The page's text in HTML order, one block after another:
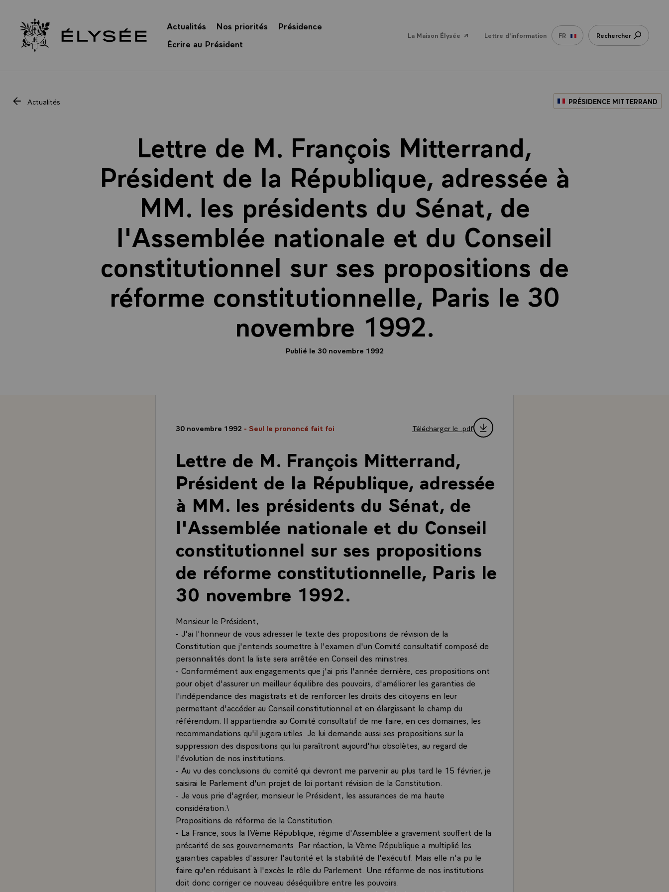
Retour à l’accueil Élysée
Actualités Nos priorités
Présidence
Écrire au Président
La Maison Élysée Lettre d'information FR Rechercher
Actualités PRÉSIDENCE MITTERRAND
Lettre de M. François Mitterrand,
Président de la République, adressée à
MM. les présidents du Sénat, de
l'Assemblée nationale et du Conseil
constitutionnel sur ses propositions de
réforme constitutionnelle, Paris le 30
novembre 1992.
Publié le 30 novembre 1992
30 novembre 1992 - Seul le prononcé fait foi Télécharger le .pdf
Lettre de M. François Mitterrand,
Président de la République, adressée
à MM. les présidents du Sénat, de
l'Assemblée nationale et du Conseil
constitutionnel sur ses propositions
de réforme constitutionnelle, Paris le
30 novembre 1992.
Monsieur le Président,
- J'ai l'honneur de vous adresser le texte des propositions de révision de la
Constitution que j'entends soumettre à l'examen d'un Comité consultatif composé de
personnalités dont la liste sera arrêtée en Conseil des ministres.
- Conformément aux engagements que j'ai pris l'année dernière, ces propositions ont
pour objet d'assurer un meilleur équilibre des pouvoirs, d'améliorer les garanties de
l'indépendance des magistrats et de renforcer les droits des citoyens en leur
permettant d'accéder au Conseil constitutionnel et en élargissant le champ du
référendum. Il appartiendra au Comité consultatif de me faire, en ces domaines, les
recommandations qu'il jugera utiles. Je lui demande aussi ses propositions sur la
suppression des dispositions qui lui paraîtront aujourd'hui obsolètes, au regard de
l'évolution de nos institutions.
- Au vu des conclusions du comité qui devront me parvenir au plus tard le 15 février, je
saisirai le Parlement d'un projet de loi portant révision de la Constitution.
- Je vous prie d'agréer, monsieur le Président, les assurances de ma haute
considération.\
Propositions de réforme de la Constitution.
- La France, sous la IVème République, régime d'Assemblée a gravement souffert de la
précarité de ses gouvernements. Par réaction, la Vème République a multiplié les
garanties capables d'assurer l'autorité et la stabilité de l'exécutif. Mais elle n'a pu le
faire qu'en réduisant à l'excès le rôle du Parlement. Une réforme de nos institutions
doit donc corriger ce nouveau déséquilibre entre les pouvoirs.